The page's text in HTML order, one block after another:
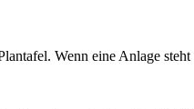
Wenn eine Anlage